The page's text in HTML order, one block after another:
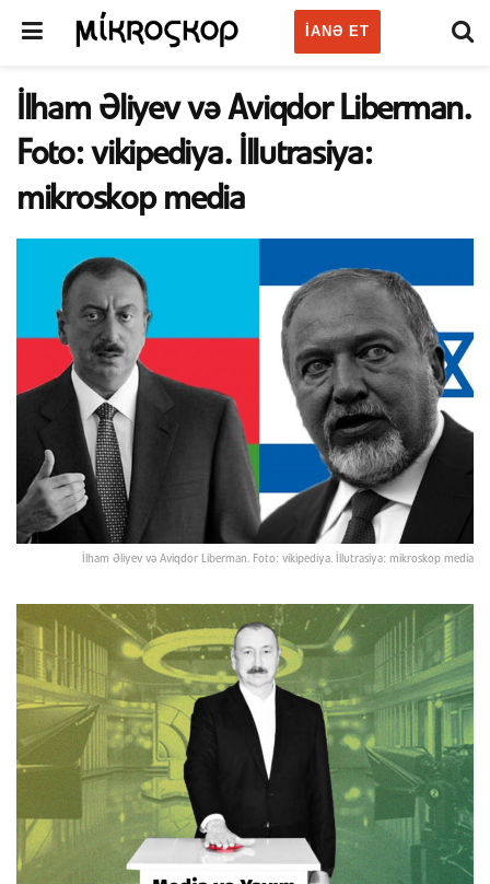
IANƏ ET
İlham Əliyev və Aviqdor Liberman.
Foto: vikipediya. İllutrasiya:
mikroskop media
İlham Əliyev və Aviqdor Liberman. Foto: vikipediya. İllutrasiya: mikroskop media